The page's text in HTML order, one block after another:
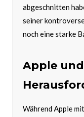
abgeschnitten
seiner
noch eine starke
Apple
Während Apple